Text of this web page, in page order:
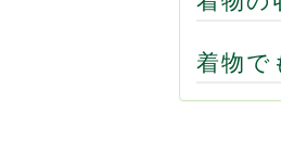
着物で